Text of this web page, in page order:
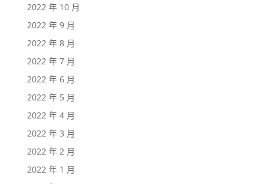
2022 年 10 月
2022 年 9 月
2022 年 8 月
2022 年 7 月
2022 年 6 月
2022 年 5 月
2022 年 4 月
2022 年 3 月
2022 年 2 月
2022 年 1 月